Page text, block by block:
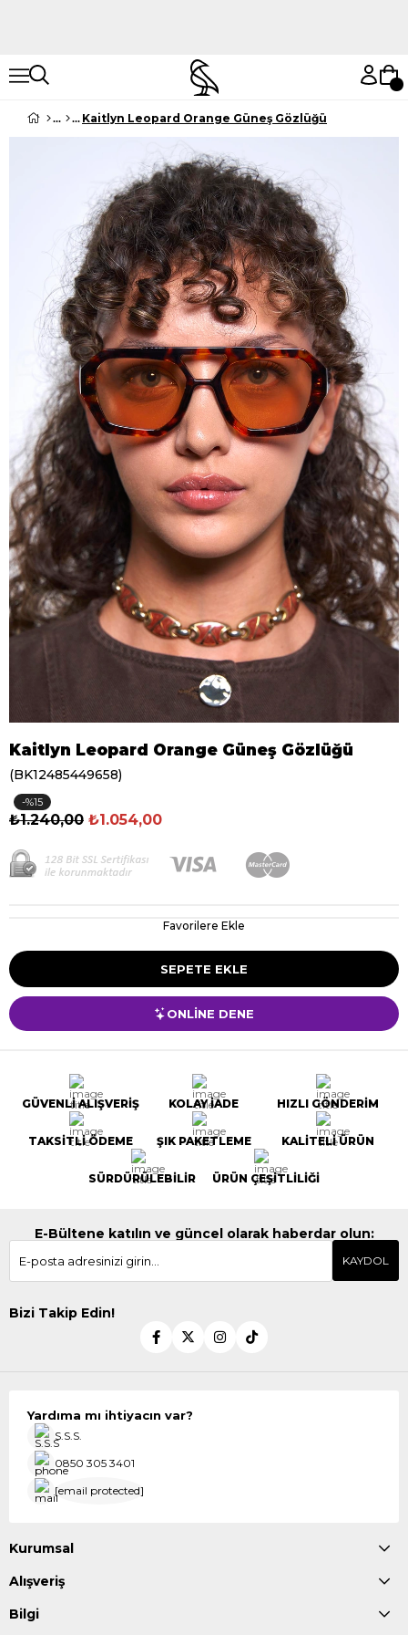
Kaitlyn Leopard Orange Güneş Gözlüğü
Kaitlyn Leopard Orange Güneş Gözlüğü
(BK12485449658)
15
₺1.240,00 ₺1.054,00
Favorilere Ekle
ONLİNE DENE
GÜVENLİ ALIŞVERİŞ KOLAY İADE HIZLI GÖNDERİM
TAKSİTLİ ÖDEME ŞIK PAKETLEME KALİTELİ ÜRÜN
SÜRDÜRÜLEBİLİR ÜRÜN ÇEŞİTLİLİĞİ
E-Bültene katılın ve güncel olarak haberdar olun:
KAYDOL
Bizi Takip Edin!
Yardıma mı ihtiyacın var?
S.S.S.
0850 305 3401
[email protected]
Kurumsal
Alışveriş
Bilgi